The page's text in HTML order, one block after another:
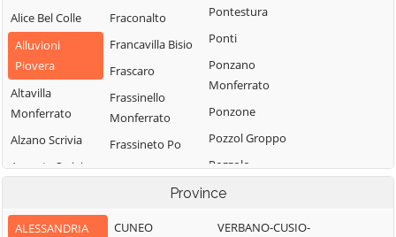
Alice Bel Colle
Alluvioni
Piovera
Altavilla
Monferrato
Alzano Scrivia
Arquata Scrivia
Balzola
Fraconalto
Francavilla Bisio
Frascaro
Frassinello
Monferrato
Frassineto Po
Fresonara
Fubine
Pontestura
Ponti
Ponzano
Monferrato
Ponzone
Pozzol Groppo
Pozzolo
Province
ALESSANDRIA
CUNEO
VERBANO-CUSIO-